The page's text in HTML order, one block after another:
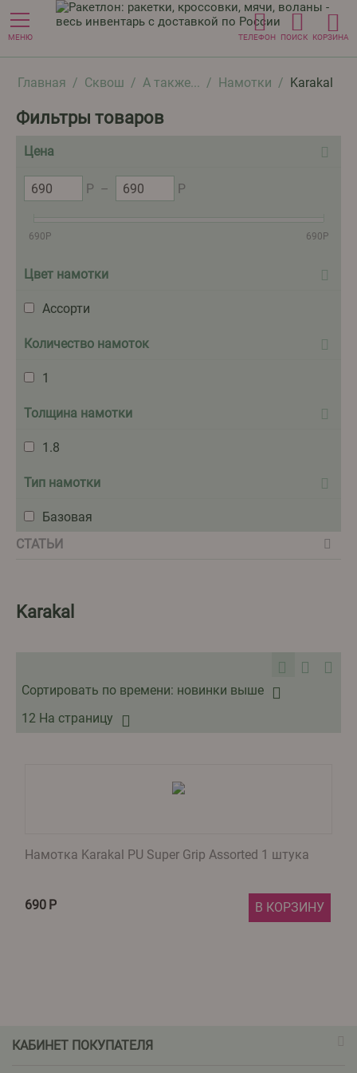
МЕНЮ ТЕЛЕФОН ПОИСК КОРЗИНА
Главная / Сквош / А также... / Намотки / Karakal
Фильтры товаров
Цена
Р – Р
690 Р 690 Р
Цвет намотки
Ассорти
Количество намоток
1
Толщина намотки
1.8
Тип намотки
Базовая
СТАТЬИ
Karakal
Сортировать по времени: новинки выше
12 На страницу
Намотка Karakal PU Super Grip Assorted 1 штука
690 Р В КОРЗИНУ
КАБИНЕТ ПОКУПАТЕЛЯ